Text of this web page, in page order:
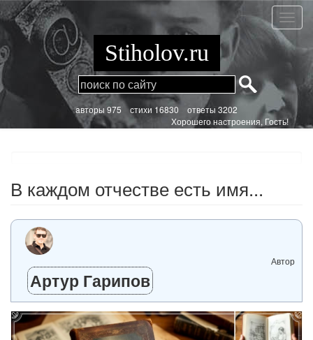
Перейти
к
основному
содержанию
В
есть
имя...
Stiholov.ru
aвторы 975стихи 16830 ответы 3202
Хорошего настроения, Гость!
В каждом отчестве есть имя...
Автор
Артур Гарипов